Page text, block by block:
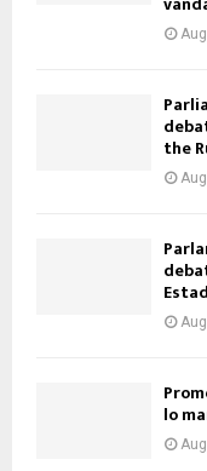
the
lo